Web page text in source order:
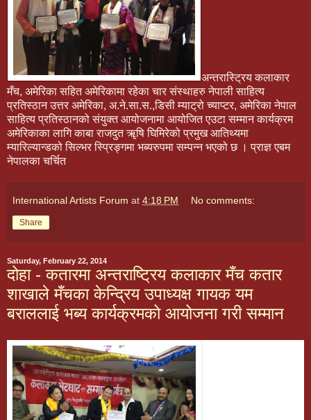
अन्तरास्ट्रिय कलाकार
मँच, अमेरिका सहित अमेरिकामा रहेका चार संस्थाहरु नेपाली साहित्य
प्रतिस्ठान उत्तर अमेरिका, अ.ने.सा.स.,डिसी म्याट्रो च्याप्टर, अमेरिका नेपाल
साहित्य प्रतिस्ठानको संयुक्त आयोजनामा आयोजित एउटा सम्मान कार्यक्रम
अमेरिकाका लागि काबा राजदुत ॠषि घिमिरेको प्रमुख आतिथ्यमा
म्यारिल्यान्डको सिल्भर स्प्रिङ्गमा भब्यरुपमा सम्पन्न भएको छ । प्राज्ञ एबम
नेपालका चर्चित
International Artists Forum at 4:18 PM No comments:
Share
Saturday, February 22, 2014
दोहा - कतारमा अन्तराष्ट्रिय कलाकार मँच कतार
शाखाले मँचका केन्द्रिय उपाध्यक्ष गायक यम
बराललाई भब्य कार्यक्रमको आयोजना गरी सम्मान